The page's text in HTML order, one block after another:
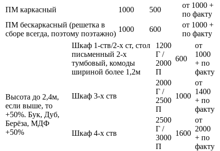
ПМ каркасный 1000 500
от 1000 +
по факту
ПМ бескаркасный (решетка в
сборе всегда, поэтому поэтажно)
1000 600
от 1000 +
по факту
Высота до 2,4м,
если выше, то
+50%. Бук, Дуб,
Берёза, МДФ
+50%
Шкаф 1-ств/2-х ст, стол
письменный 2-х
тумбовый, комоды
шириной более 1,2м
1200
Г /
2000
П
600
от
1000
+ по
факту
Шкаф 3-х ств
2000
Г /
2500
П
1000
от
1400
+ по
факту
Шкаф 4-х ств
2500
Г /
3000
П
1600
от
2000
+ по
факту